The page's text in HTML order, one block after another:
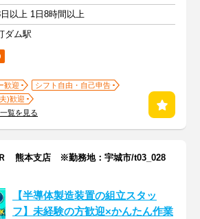
以上 1日8時間以上
ダム駅
歓迎
シフト自由・自己申告
)歓迎
覧を見る
熊本支店 ※勤務地：宇城市/t03_028
【半導体製造装置の組立スタッ
フ】未経験の方歓迎×かんたん作業